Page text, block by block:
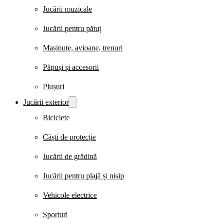
Jucării muzicale
Jucării pentru pătuț
Mașinuțe, avioane, trenuri
Păpuși și accesorii
Plușuri
Jucării exterior
Biciclete
Căști de protecție
Jucării de grădină
Jucării pentru plajă și nisip
Vehicole electrice
Sporturi